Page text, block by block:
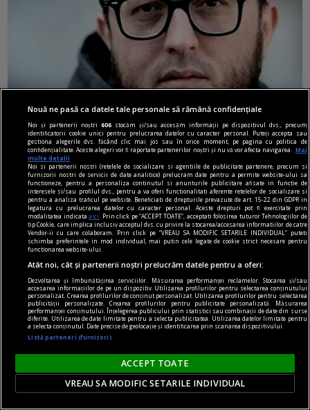
contraintuiția
De ce n-avea Navalnîi șapcă?
Dar trebuie să îi dăm societății ruse credit că
măcar a încercat. Sacrificiul lui Navalnîi e dovada.
Teodor TIŢĂ
Nouă ne pasă ca datele tale personale să rămână confidențiale
Noi și partenerii noștri606 stocăm și/sau accesăm informații pe dispozitivul dvs., precum
identificatorii cookie unici pentru prelucrarea datelor cu caracter personal. Puteți accepta sau
gestiona alegerile dvs. făcând clic mai jos sau în orice moment, pe pagina cu politica de
confidențialitate. Aceste alegeri vor fi raportate partenerilor noștri și nu vă vor afecta navigarea.
Mai
multe detalii
Noi si partenerii nostri (retelele de socializare si agentiile de publicitate partenere, precum si
furnizorii nostri de servicii de date analitice) prelucram date pentru a permite website-ului sa
functioneze, pentru a personaliza continutul si anunturile publicitare afisate in functie de
interesele si/sau profilul dvs., pentru a va oferi functionalitati aferente retelelor de socializare si
pentru a analiza traficul pe website. Beneficiati de drepturile prevazute de art. 15-22 din GDPR in
legatura cu prelucrarea datelor cu caracter personal. Aceste drepturi pot fi exercitate prin
modalitatea indicataaici
. Prin click pe “ACCEPT TOATE”, acceptati folosirea tuturor Tehnologiilor de
tip Cookie, care implica inclusiv acceptul dvs. cu privire la stocarea/accesarea informatiilor de catre
Vendor-ii cu care colaboram. Prin click pe “VREAU SA MODIFIC SETARILE INDIVIDUAL” puteti
schimba preferintele in mod individual, mai putin cele legate de cookie strict necesare pentru
functionarea website-ului.
Atât noi, cât și partenerii noștri prelucrăm datele pentru a oferi:
Dezvoltarea și îmbunătățirea serviciilor. Măsurarea performanței reclamelor. Stocarea și/sau
accesarea informațiilor de pe un dispozitiv. Utilizarea profilurilor pentru selectarea conținutului
personalizat. Crearea profilurilor de conținut personalizat. Utilizarea profilurilor pentru selectarea
publicității personalizate. Crearea profilurilor pentru publicitate personalizată. Măsurarea
performanței conținutului. Înțelegerea publicului prin statistici sau combinații de date din surse
diferite. Utilizarea de date limitate pentru a selecta publicitatea. Utilizarea datelor limitate pentru
a selecta conținutul. Date precise de geolocație și identificarea prin scanarea dispozitivului.
Listă parteneri (furnizori)
ACCEPT TOATE
VREAU SA MODIFIC SETARILE INDIVIDUAL